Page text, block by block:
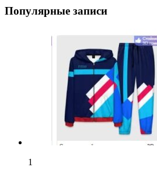
Популярные записи
1